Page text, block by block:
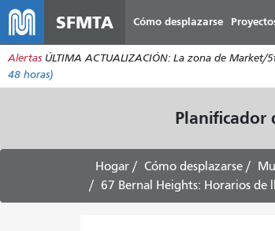
SFMTA Cómo desplazarse
Alertas ÚLTIMA ACTUALIZACIÓN: La zona de Market/
48 horas)
Planificador
Hogar Cómo desplazarse
67 Bernal Heights: Horarios de